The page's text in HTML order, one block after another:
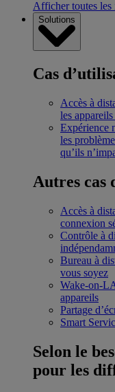
Afficher toutes les
Solutions
Cas
Accès à
les
Expérience
les
qu’ils
Autres cas
Accès à
connexion
Contrôle à
Bureau à
vous soyez
Wake-on-
appareils
Partage
Smart
Selon le
pour les